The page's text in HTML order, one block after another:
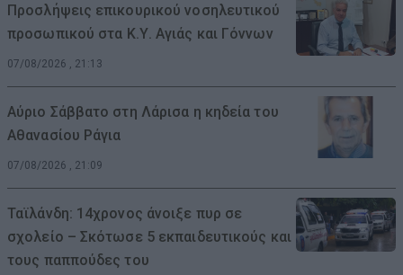
Προσλήψεις επικουρικού νοσηλευτικού
προσωπικού στα Κ.Υ. Αγιάς και Γόννων
07/08/2026 , 21:13
Αύριο Σάββατο στη Λάρισα η κηδεία του
Αθανασίου Ράγια
07/08/2026 , 21:09
Ταϊλάνδη: 14χρονος άνοιξε πυρ σε
σχολείο – Σκότωσε 5 εκπαιδευτικούς και
τους παππούδες του